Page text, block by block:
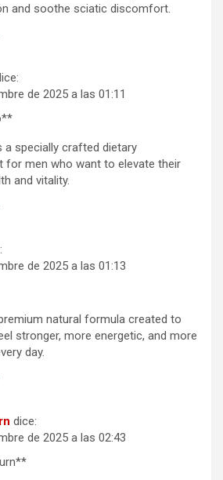
and soothe sciatic discomfort.
de 2025 a las 01:11
a specially crafted dietary
for men who want to elevate their
and vitality.
de 2025 a las 01:13
natural formula created to
stronger, more energetic, and more
day.
dice:
de 2025 a las 02:43